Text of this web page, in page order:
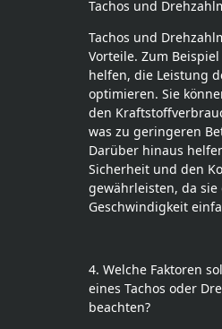
Tachos und
Tachos und
Vorteile. Zum
helfen, die Leistung
optimieren. Sie
den
was zu geringeren
Darüber hinaus
Sicherheit und den
gewährleisten, da
Geschwindigkeit
4. Welche Faktoren
eines Tachos oder
beachten?